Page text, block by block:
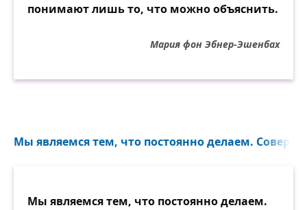
понимают лишь то, что можно объяснить.
Мария фон Эбнер-Эшенбах
Мы являемся тем, что постоянно делаем.
Мы являемся тем, что постоянно делаем.